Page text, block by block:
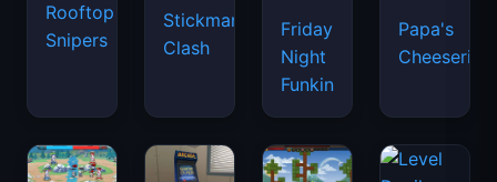
Rooftop
Snipers
Stickman
Clash
Friday
Night
Funkin
Papa's
Cheeseria